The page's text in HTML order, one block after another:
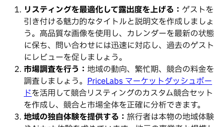
リスティングを最適化して露出度を上げる： ゲストを
引き付ける魅力的なタイトルと説明文を作成しましょ
う。高品質な画像を使用し、カレンダーを最新の状態
に保ち、問い合わせには迅速に対応し、過去のゲスト
にレビューを促しましょう。
市場調査を行う： 地域の動向、繁忙期、競合の料金を
調査しましょう。 PriceLabs マーケットダッシュボー
ドを活用して競合リスティングのカスタム競合セット
を作成し、競合と市場全体を正確に分析できます。
地域の独自体験を提供する： 旅行者は本物の地域体験